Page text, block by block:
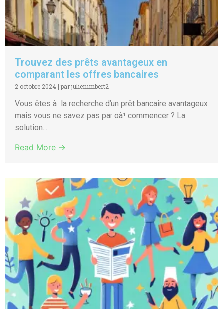
Trouvez des prêts avantageux en
comparant les offres bancaires
2 octobre 2024 | par julienimbert2
Vous êtes à la recherche d’un prêt bancaire avantageux
mais vous ne savez pas par oà¹ commencer ? La
solution...
Read More →